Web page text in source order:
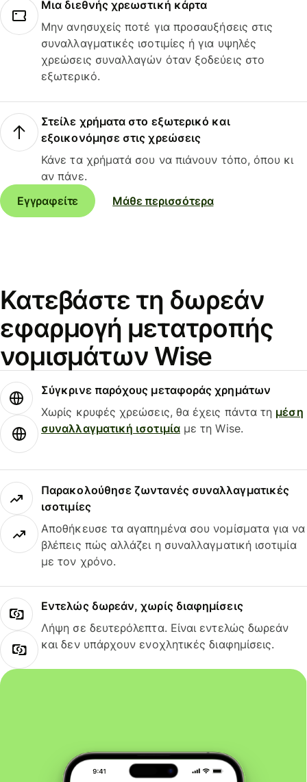
Μια διεθνής χρεωστική κάρτα
Μην ανησυχείς ποτέ για προσαυξήσεις στις
συναλλαγματικές ισοτιμίες ή για υψηλές
χρεώσεις συναλλαγών όταν ξοδεύεις στο
εξωτερικό.
Στείλε χρήματα στο εξωτερικό και
εξοικονόμησε στις χρεώσεις
Κάνε τα χρήματά σου να πιάνουν τόπο, όπου κι
αν πάνε.
Εγγραφείτε
Μάθε περισσότερα
Κατεβάστε τη δωρεάν
εφαρμογή μετατροπής
νομισμάτων Wise
Σύγκρινε παρόχους μεταφοράς χρημάτων
Χωρίς κρυφές χρεώσεις, θα έχεις πάντα τη μέση
συναλλαγματική ισοτιμίαμε τη Wise.
Παρακολούθησε ζωντανές συναλλαγματικές
ισοτιμίες
Αποθήκευσε τα αγαπημένα σου νομίσματα για να
βλέπεις πώς αλλάζει η συναλλαγματική ισοτιμία
με τον χρόνο.
Εντελώς δωρεάν, χωρίς διαφημίσεις
Λήψη σε δευτερόλεπτα. Είναι εντελώς δωρεάν
και δεν υπάρχουν ενοχλητικές διαφημίσεις.